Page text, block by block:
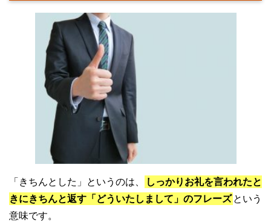
「きちんとした」というのは、
しっかりお礼を言われたと
きにきちんと返す「どういたしまして」のフレーズ という
意味です。